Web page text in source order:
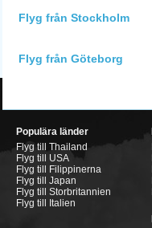
Flyg från Stockholm
Flyg från Göteborg
Populära länder
Flyg till Thailand
Flyg till USA
Flyg till Filippinerna
Flyg till Japan
Flyg till Storbritannien
Flyg till Italien